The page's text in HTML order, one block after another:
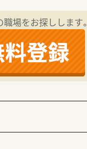
場をお探しします。